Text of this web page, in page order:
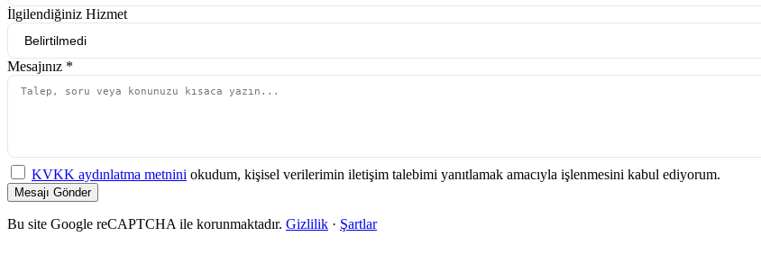
İlgilendiğiniz Hizmet
Mesajınız *
KVKK aydınlatma metnini okudum, kişisel verilerimin iletişim talebimi yanıtlamak amacıyla işlenmesini kabul ediyorum.
Mesajı Gönder
Bu site Google reCAPTCHA ile korunmaktadır. Gizlilik · Şartlar